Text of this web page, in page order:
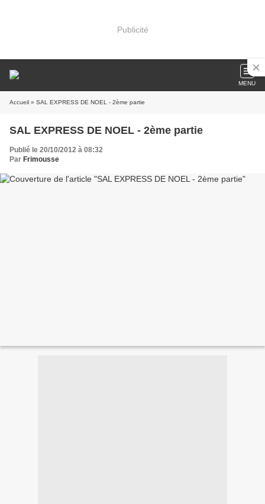
Publicité
MENU
Accueil » SAL EXPRESS DE NOEL - 2ème partie
SAL EXPRESS DE NOEL - 2ème partie
Publié le 20/10/2012 à 08:32
Par Frimousse